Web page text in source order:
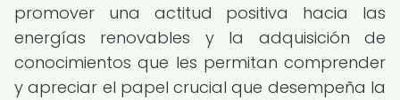
promover una actitud positiva hacia las
energías renovables y la adquisición de
conocimientos que les permitan comprender
y apreciar el papel crucial que desempeña la